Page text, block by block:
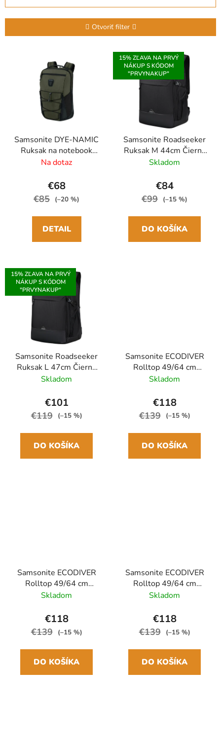
d
n
Otvoriť filter
Samsonite DYE-NAMIC
Ruksak na notebook
14,1" Zelená Foliage
Na dotaz
€68
€85 (–20 %)
DETAIL
15% ZĽAVA NA PRVÝ
NÁKUP S KÓDOM
"PRVYNAKUP"
Samsonite Roadseeker
Ruksak M 44cm Čierna
Deep Black 28L
Skladom
€84
€99 (–15 %)
DO KOŠÍKA
15% ZĽAVA NA PRVÝ
NÁKUP S KÓDOM
"PRVYNAKUP"
Samsonite Roadseeker
Ruksak L 47cm Čierna
Deep Black 32/40L
Skladom
€101
€119 (–15 %)
DO KOŠÍKA
Samsonite ECODIVER
Rolltop 49/64 cm
Ruksak Čierna 25/35L
Skladom
€118
€139 (–15 %)
DO KOŠÍKA
Samsonite ECODIVER
Rolltop 49/64 cm
Ruksak Modrá Nočné
Skladom
€118
€139 (–15 %)
DO KOŠÍKA
Samsonite ECODIVER
Rolltop 49/64 cm
Ruksak Zelená Lezecká
Skladom
€118
€139 (–15 %)
DO KOŠÍKA